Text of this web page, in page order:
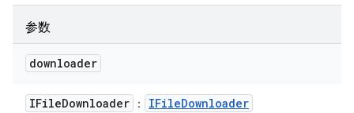
参数
downloader
IFileDownloader ： IFileDownloader